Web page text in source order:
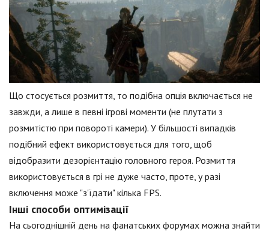
Що стосується розмиття, то подібна опція включається не
завжди, а лише в певні ігрові моменти (не плутати з
розмитістю при повороті камери). У більшості випадків
подібний ефект використовується для того, щоб
відобразити дезорієнтацію головного героя. Розмиття
використовується в грі не дуже часто, проте, у разі
включення може "з'їдати" кілька FPS.
Інші способи оптимізації
На сьогоднішній день на фанатських форумах можна знайти